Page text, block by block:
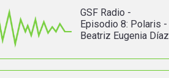
GSF Radio -
Episodio 8: Polaris -
Beatriz Eugenia Díaz